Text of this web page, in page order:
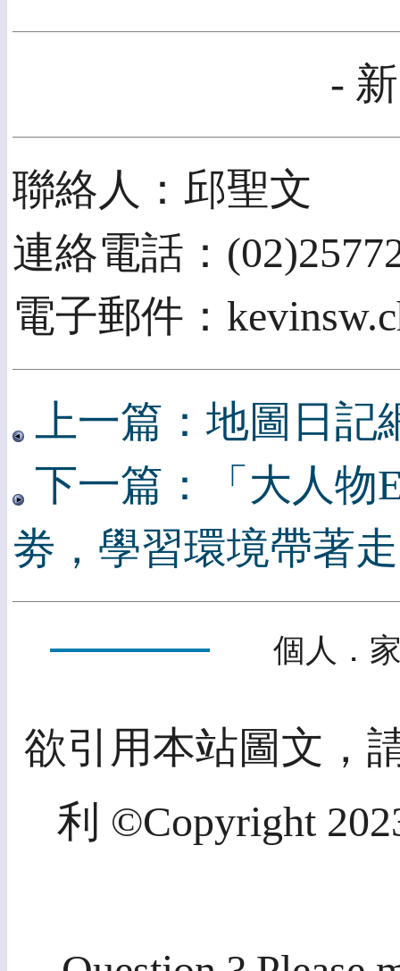
-
聯絡人：邱聖文
連絡電話：
電子郵件：
上一篇：地圖日
下一篇：「大人物
劵，學習環境帶著走
個人．
欲引用本站圖文，
利 ©Copyright